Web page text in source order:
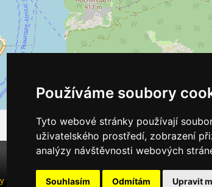
Používáme soubory
Tyto webové stránky používají
uživatelského prostředí, zobrazení
analýzy návštěvnosti webových
Souhlasím Odmítám Upravit